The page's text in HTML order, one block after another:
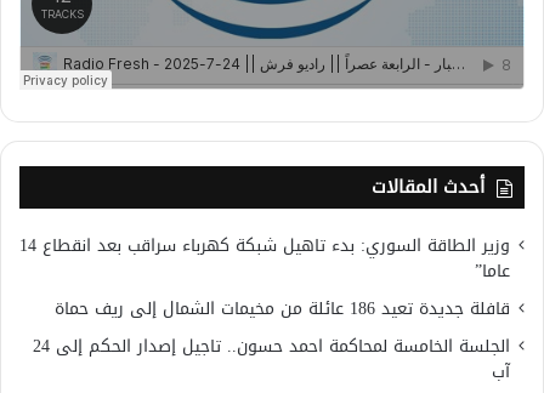
أحدث المقالات
وزير الطاقة السوري: بدء تاهيل شبكة كهرباء سراقب بعد انقطاع 14
عاما”
قافلة جديدة تعيد 186 عائلة من مخيمات الشمال إلى ريف حماة
الجلسة الخامسة لمحاكمة احمد حسون.. تاجيل إصدار الحكم إلى 24
آب